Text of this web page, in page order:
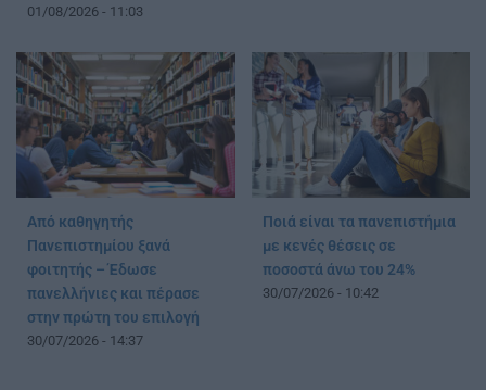
01/08/2026 - 11:03
Από καθηγητής
Πανεπιστημίου ξανά
φοιτητής – Έδωσε
πανελλήνιες και πέρασε
στην πρώτη του επιλογή
30/07/2026 - 14:37
Ποιά είναι τα πανεπιστήμια
με κενές θέσεις σε
ποσοστά άνω του 24%
30/07/2026 - 10:42